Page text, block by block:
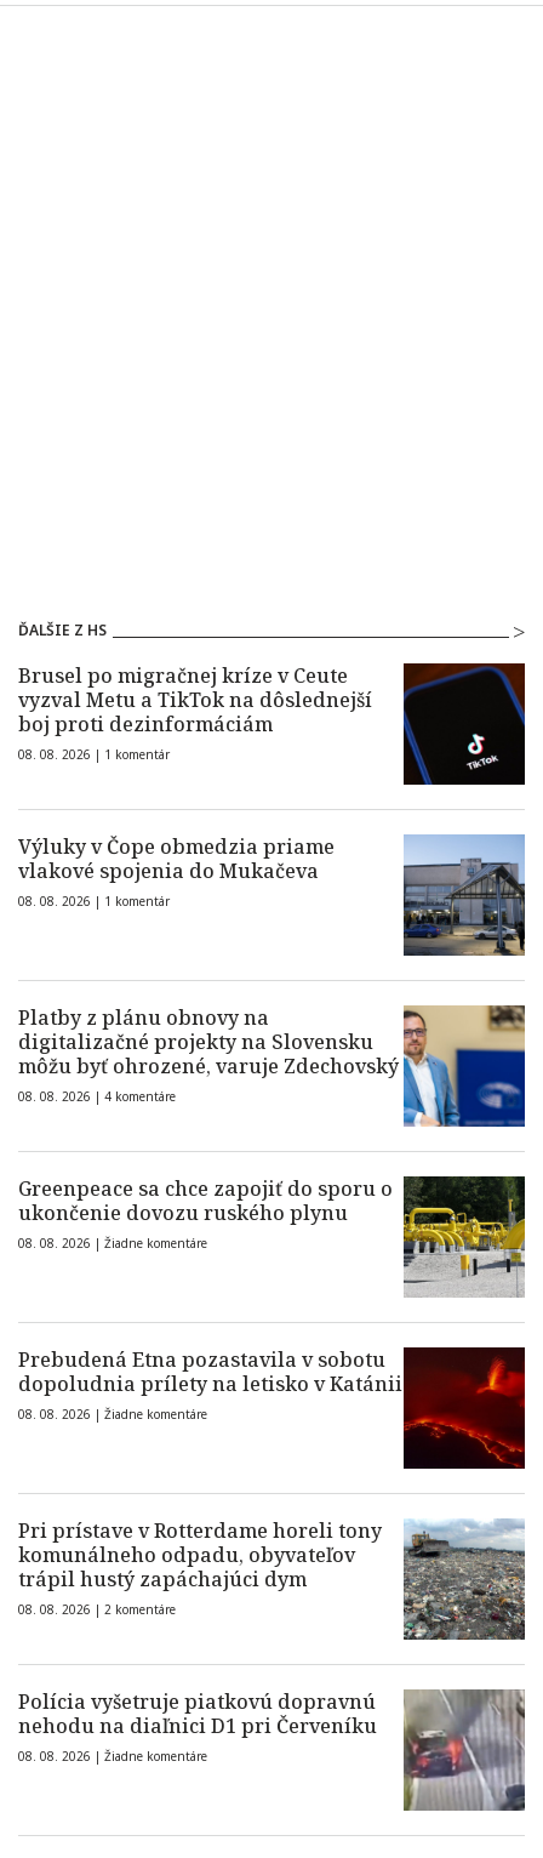
ĎALŠIE Z HS
Brusel po migračnej kríze v Ceute
vyzval Metu a TikTok na dôslednejší
boj proti dezinformáciám
08. 08. 2026 | 1 komentár
Výluky v Čope obmedzia priame
vlakové spojenia do Mukačeva
08. 08. 2026 | 1 komentár
Platby z plánu obnovy na
digitalizačné projekty na Slovensku
môžu byť ohrozené, varuje Zdechovský
08. 08. 2026 | 4 komentáre
Greenpeace sa chce zapojiť do sporu o
ukončenie dovozu ruského plynu
08. 08. 2026 | Žiadne komentáre
Prebudená Etna pozastavila v sobotu
dopoludnia prílety na letisko v Katánii
08. 08. 2026 | Žiadne komentáre
Pri prístave v Rotterdame horeli tony
komunálneho odpadu, obyvateľov
trápil hustý zapáchajúci dym
08. 08. 2026 | 2 komentáre
Polícia vyšetruje piatkovú dopravnú
nehodu na diaľnici D1 pri Červeníku
08. 08. 2026 | Žiadne komentáre